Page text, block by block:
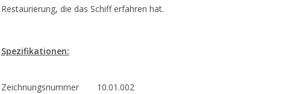
Restaurierung, die das Schiff erfahren hat.
Spezifikationen:
Zeichnungsnummer
10.01.002